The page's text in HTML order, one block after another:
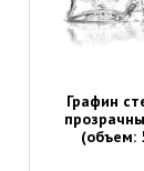
Графин
(объем: